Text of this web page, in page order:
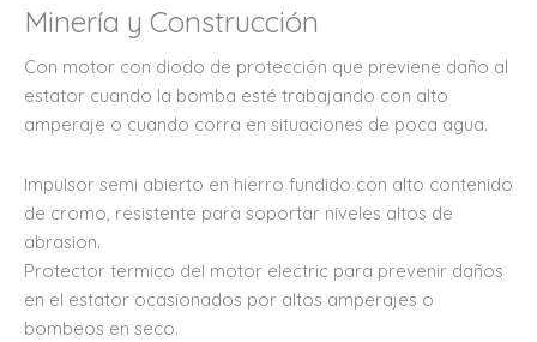
Minería y Construcción
Con motor con diodo de protección que previene daño al
estator cuando la bomba esté trabajando con alto
amperaje o cuando corra en situaciones de poca agua.
Impulsor semi abierto en hierro fundido con alto contenido
de cromo, resistente para soportar niveles altos de
abrasion.
Protector termico del motor electric para prevenir daños
en el estator ocasionados por altos amperajes o
bombeos en seco.